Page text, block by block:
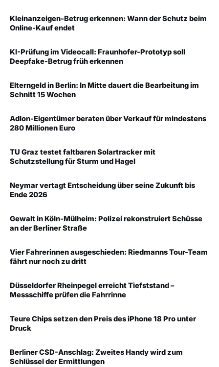
Kleinanzeigen-Betrug erkennen: Wann der Schutz beim
Online-Kauf endet
KI-Prüfung im Videocall: Fraunhofer-Prototyp soll
Deepfake-Betrug früh erkennen
Elterngeld in Berlin: In Mitte dauert die Bearbeitung im
Schnitt 15 Wochen
Adlon-Eigentümer beraten über Verkauf für mindestens
280 Millionen Euro
TU Graz testet faltbaren Solartracker mit
Schutzstellung für Sturm und Hagel
Neymar vertagt Entscheidung über seine Zukunft bis
Ende 2026
Gewalt in Köln-Mülheim: Polizei rekonstruiert Schüsse
an der Berliner Straße
Vier Fahrerinnen ausgeschieden: Riedmanns Tour-Team
fährt nur noch zu dritt
Düsseldorfer Rheinpegel erreicht Tiefststand –
Messschiffe prüfen die Fahrrinne
Teure Chips setzen den Preis des iPhone 18 Pro unter
Druck
Berliner CSD-Anschlag: Zweites Handy wird zum
Schlüssel der Ermittlungen